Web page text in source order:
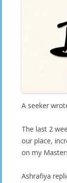
A seeker
The last 2
our place,
on my
Ashrafiya